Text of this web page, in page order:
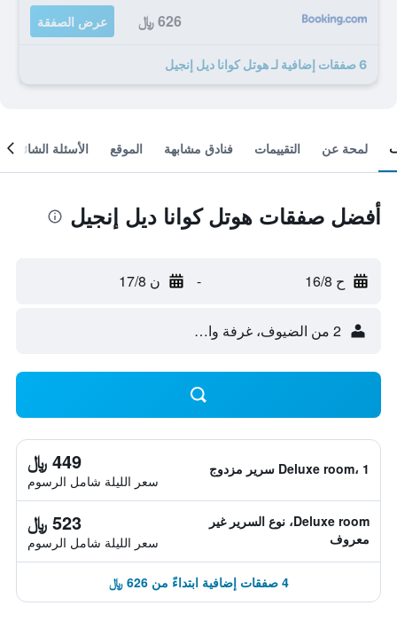
626 ﷼ عرض الصفقة
6 صفقات إضافية لـ هوتل كوانا ديل إنجيل
لمحة عن التقييمات فنادق مشابهة الموقع الأسئلة الشائعة
أفضل صفقات هوتل كوانا ديل إنجيل
ح 16/8 - ن 17/8
2 من الضيوف، غرفة واحدة
Deluxe room، 1 سرير مزدوج 449 ﷼
سعر الليلة شامل الرسوم
Deluxe room، نوع السرير غير
معروف
523 ﷼
سعر الليلة شامل الرسوم
4 صفقات إضافية ابتداءً من 626 ﷼